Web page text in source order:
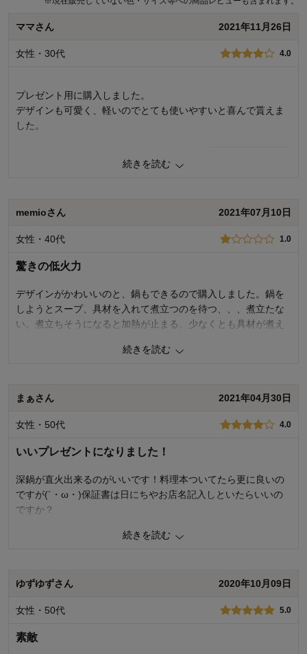
レビューへのご投稿ありがとうございます。 深鍋について、「IH不
せん。 商品情報に「IH不可」という内容を追記いたしました。 今後の
千趣会 担当者
ママさん 2021年11月26日
女性・30代 4.0
プレゼント用に購入しました。
デザインも可愛く、軽いのでとても使いやすいと喜んで貰えま
した。
続きを読む
memioさん 2021年07月10日
女性・40代 1.0
驚きの低火力
デザインがかわいいのと、鍋もできるので購入しました。鍋を
しようとスープ、具材を入れて煮立つのを待つ、、、煮立たな
い。煮立ちそうになると加熱が止まる。少なくとも具材が煮え
次はたこ焼きに挑戦。予熱5分以上の後生地投入、具材を入れて
でもなく時間がかかる。
のカセットコンロを引っ張り出してその場をしのぐ。
夫は不良品なんじゃないかと言いましたが、返品できないし調
べる術もない。
次は見た目は気にせず機能を良く調べて購入しようと思いま
す。
コメントありがとうございました。鍋は直火で沸かしてからと
レビューへのご投稿ありがとうございます。 深鍋について、「IH不
せん。 商品情報に「IH不可」という内容を追記いたしました。 今後の
いたします。 貴重なご意見ありがとうございました。
続きを読む
まぁさん 2021年04月30日
女性・50代 4.0
いいプレゼントになりました！
深鍋が直火出来るのがいいです！料理本ついてたら更に良いの
ですが(´・ω・)保証書は日にちやお店名記入しといたらいいの
ですか？
人が参考になりました
続きを読む
ゆずゆずさん 2020年10月09日
女性・50代 5.0
素敵